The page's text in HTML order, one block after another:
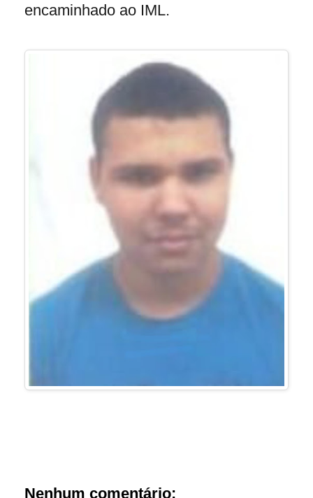
encaminhado ao IML.
Nenhum comentário: